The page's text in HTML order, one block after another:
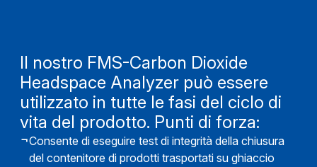
Il nostro FMS-Carbon Dioxide
Headspace Analyzer può essere
utilizzato in tutte le fasi del ciclo di
vita del prodotto. Punti di forza:
Consente di eseguire test di integrità della chiusura
del contenitore di prodotti trasportati su ghiaccio